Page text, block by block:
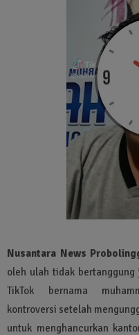
Nusantara News
oleh ulah tidak
TikTok bernama
kontroversi setelah
untuk menghancurkan